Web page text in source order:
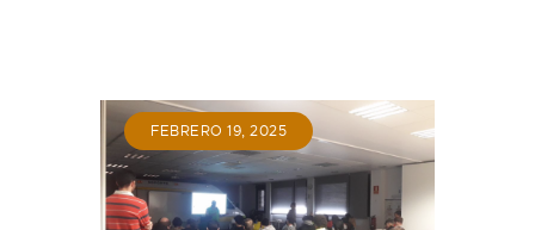
983 200 020FEBRERO 19, 2025